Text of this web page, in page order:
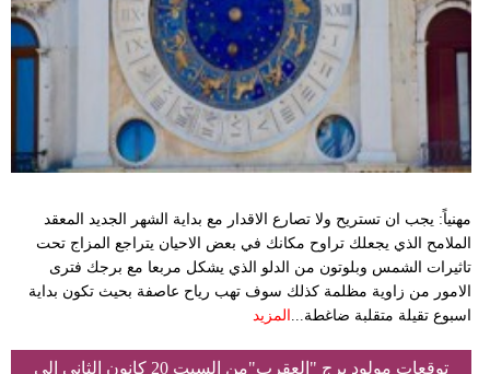
مهنياً: يجب ان تستريح ولا تصارع الاقدار مع بداية الشهر الجديد المعقد
الملامح الذي يجعلك تراوح مكانك في بعض الاحيان يتراجع المزاج تحت
تاثيرات الشمس وبلوتون من الدلو الذي يشكل مربعا مع برجك فترى
الامور من زاوية مظلمة كذلك سوف تهب رياح عاصفة بحيث تكون بداية
اسبوع تقيلة متقلبة ضاغطة...
المزيد
توقعات مولود برج "العقرب"من السبت 20 كانون الثاني إلى